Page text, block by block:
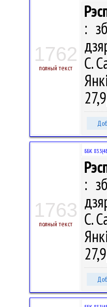
1762
полный текст
:
С.
1763
полный текст
ББК
:
С.